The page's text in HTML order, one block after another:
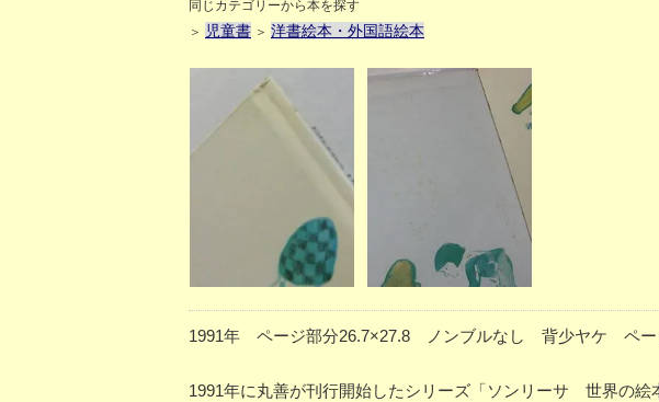
同じカテゴリーから本を探す
＞ 児童書 ＞ 洋書絵本・外国語絵本
1991年 ページ部分26.7×27.8 ノンブルなし 背少ヤケ ペー
1991年に丸善が刊行開始したシリーズ「ソンリーサ 世界の絵